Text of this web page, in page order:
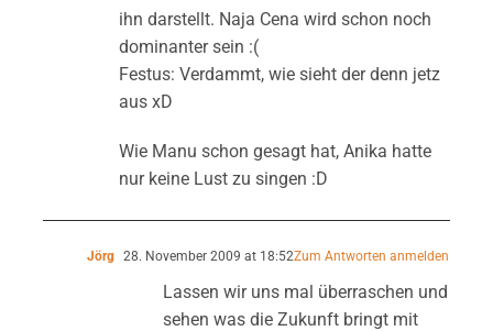
ihn darstellt. Naja Cena wird schon noch
dominanter sein :(
Festus: Verdammt, wie sieht der denn jetz
aus xD
Wie Manu schon gesagt hat, Anika hatte
nur keine Lust zu singen :D
Jörg 28. November 2009 at 18:52Zum Antworten anmelden
Lassen wir uns mal überraschen und
sehen was die Zukunft bringt mit